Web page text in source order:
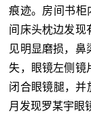
痕迹。房间书柜
间床头枕边发现
见明显磨损，鼻
失，眼镜左侧镜
闭合眼镜腿，并
月发现罗某宇眼